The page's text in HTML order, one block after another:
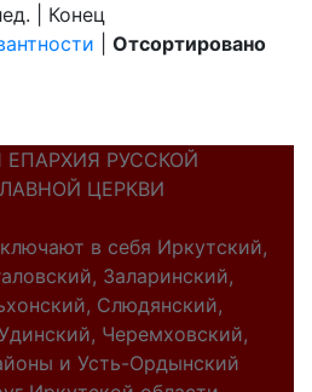
| Конец
Отсортировано
ЕПАРХИЯ РУССКОЙ
ЦЕРКВИ
в себя Иркутский,
Заларинский,
Слюдянский,
Черемховский,
и Усть-Ордынский